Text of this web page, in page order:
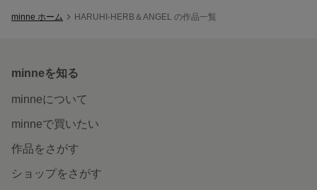
minne ホーム HARUHI-HERB＆ANGEL の作品一覧
minneを知る
minneについて
minneで買いたい
作品をさがす
ショップをさがす